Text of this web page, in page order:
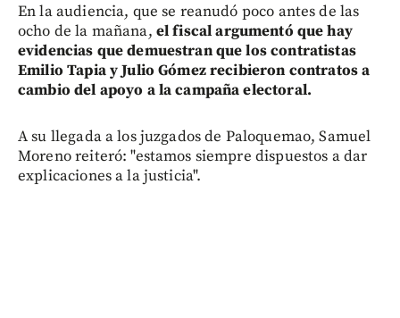
En la audiencia, que se reanudó poco antes de las
ocho de la mañana, el fiscal argumentó que hay
evidencias que demuestran que los contratistas
Emilio Tapia y Julio Gómez recibieron contratos a
cambio del apoyo a la campaña electoral.
A su llegada a los juzgados de Paloquemao, Samuel
Moreno reiteró: "estamos siempre dispuestos a dar
explicaciones a la justicia".